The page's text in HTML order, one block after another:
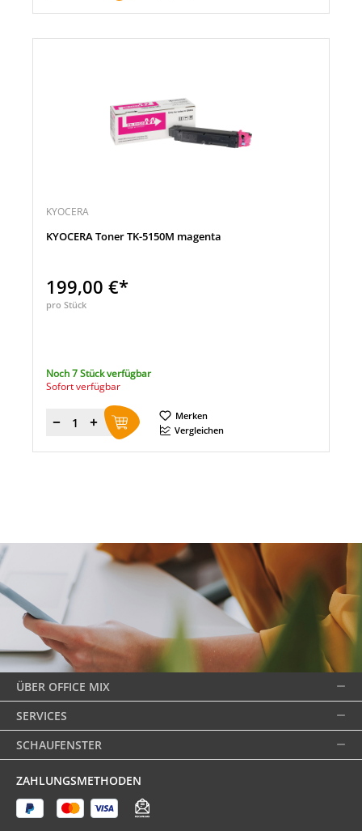
KYOCERA
KYOCERA Toner TK-5150M magenta
199,00 €*
pro Stück
Noch 7 Stück verfügbar
Sofort verfügbar
Menge
Merken
Vergleichen
ÜBER OFFICE MIX
SERVICES
SCHAUFENSTER
ZAHLUNGSMETHODEN